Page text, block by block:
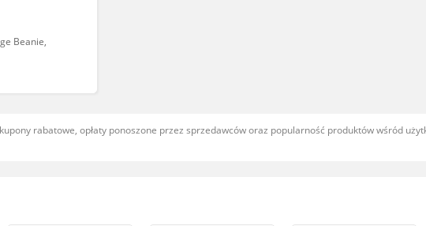
Beanie,
rabatowe, opłaty ponoszone przez sprzedawców oraz popularność produktów wśród